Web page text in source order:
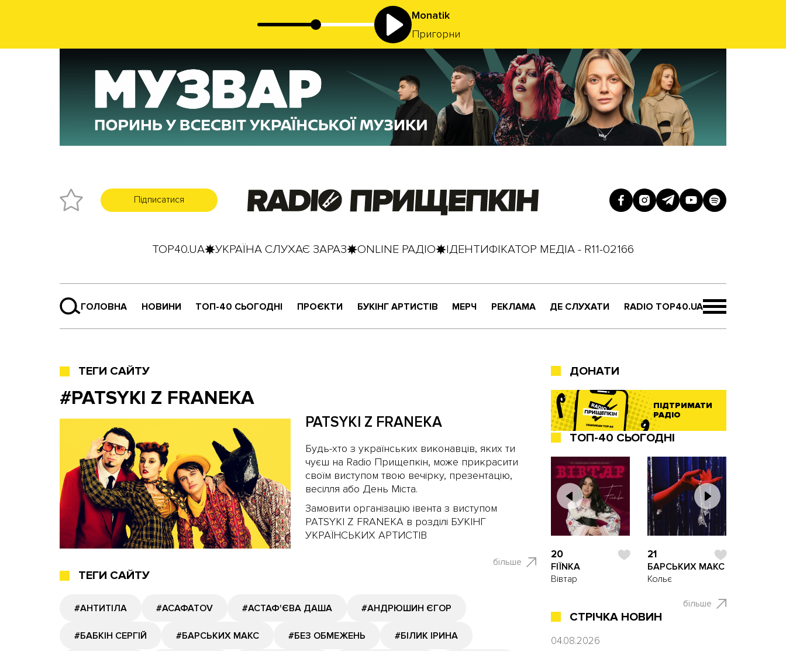
Monatik
Пригорни
Підписатися
TOP40.UA УКРАЇНА СЛУХАЄ ЗАРАЗ ONLINE РАДІО ІДЕНТИФІКАТОР МЕДІА - R11-02166
ГОЛОВНА НОВИНИ ТОП-40 СЬОГОДНІ ПРОЄКТИ
NEW NAME
БУКІНГ АРТИСТІВ МЕРЧ РЕКЛАМА ДЕ СЛУХАТИ RADIO TOP40.UA
ТЕГИ САЙТУ
#PATSYKI Z FRANEKA
PATSYKI Z FRANEKA
Будь-хто з українських виконавців, яких ти
чуєш на Radio Прищепкін, може прикрасити
своїм виступом твою вечірку, презентацію,
весілля або День Міста.
Замовити організацію івента з виступом
PATSYKI Z FRANEKA в розділі БУКІНГ
УКРАЇНСЬКИХ АРТИСТІВ
більше
ТЕГИ САЙТУ
#АНТИТІЛА #АСАФАТОV #АСТАФ'ЄВА ДАША #АНДРЮШИН ЄГОР
#БАБКІН СЕРГІЙ #БАРСЬКИХ МАКС #БЕЗ ОБМЕЖЕНЬ #БІЛИК ІРИНА
ДОНАТИ
ПІДТРИМАТИ
РАДІО
ТОП-40 СЬОГОДНІ
20
FIЇNKA
Вівтар
21
БАРСЬКИХ МАКС
Кольє
більше
СТРІЧКА НОВИН
04.08.2026